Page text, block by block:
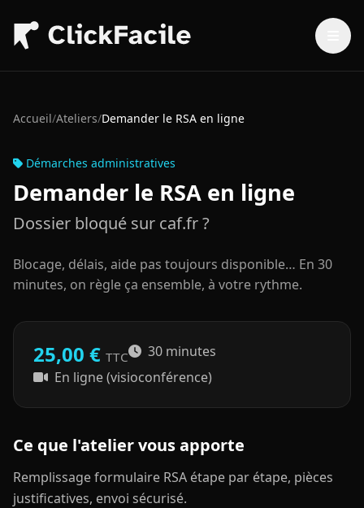
Accueil/Ateliers/Demander le RSA en ligne
Démarches administratives
Demander le RSA en ligne
Dossier bloqué sur caf.fr ?
Blocage, délais, aide pas toujours disponible… En 30
minutes, on règle ça ensemble, à votre rythme.
25,00 € TTC
30 minutes
En ligne (visioconférence)
Ce que l'atelier vous apporte
Remplissage formulaire RSA étape par étape, pièces
justificatives, envoi sécurisé.